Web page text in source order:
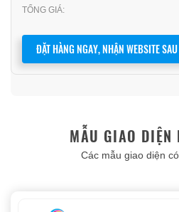
TỔNG GIÁ:
ĐẶT HÀNG NGAY, NHẬN WEBSITE
MẪU GIAO DIỆN
Các mẫu giao diện